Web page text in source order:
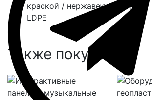
краской / нержавеющая сталь
LDPE
Также покупают: